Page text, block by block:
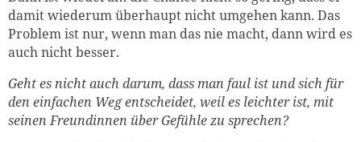
damit wiederum überhaupt nicht umgehen kann. Das
Problem ist nur, wenn man das nie macht, dann wird es
auch nicht besser.
Geht es nicht auch darum, dass man faul ist und sich für
den einfachen Weg entscheidet, weil es leichter ist, mit
seinen Freundinnen über Gefühle zu sprechen?